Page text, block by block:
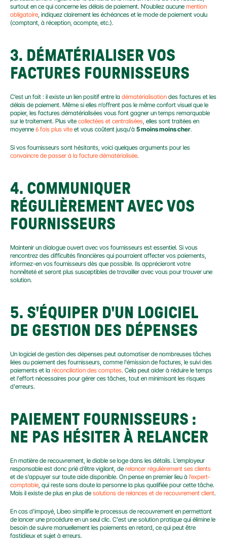
surtout en ce qui concerne les délais de paiement. N’oubliez aucune mention
obligatoire, indiquez clairement les échéances et le mode de paiement voulu
(comptant, à réception, acompte, etc.).
3. DÉMATÉRIALISER VOS
FACTURES FOURNISSEURS
C’est un fait : il existe un lien positif entre la dématérialisation des factures et les
délais de paiement. Même si elles n’offrent pas le même confort visuel que le
papier, les factures dématérialisées vous font gagner un temps remarquable
sur le traitement. Plus vite collectées et centralisées, elles sont traitées en
moyenne 6 fois plus vite et vous coûtent jusqu'à 5 moins moins cher.
convaincre de passer à la facture dématérialisée.
4. COMMUNIQUER
RÉGULIÈREMENT AVEC VOS
FOURNISSEURS
Maintenir un dialogue ouvert avec vos fournisseurs est essentiel. Si vous
rencontrez des difficultés financières qui pourraient affecter vos paiements,
informez-en vos fournisseurs dès que possible. Ils apprécieront votre
honnêteté et seront plus susceptibles de travailler avec vous pour trouver une
solution.
5. S'ÉQUIPER D'UN LOGICIEL
DE GESTION DES DÉPENSES
Un logiciel de gestion des dépenses peut automatiser de nombreuses tâches
liées au paiement des fournisseurs, comme l'émission de factures, le suivi des
paiements et la réconciliation des comptes. Cela peut aider à réduire le temps
et l'effort nécessaires pour gérer ces tâches, tout en minimisant les risques
d'erreurs.
PAIEMENT FOURNISSEURS :
NE PAS HÉSITER À RELANCER
En matière de recouvrement, le diable se loge dans les détails. L’employeur
responsable est donc prié d’être vigilant, de relancer régulièrement ses clients
et de s’appuyer sur toute aide disponible. On pense en premier lieu à l’expert-
comptable, qui reste sans doute la personne la plus qualifiée pour cette tâche.
Mais il existe de plus en plus de solutions de relances et de recouvrement client.
En cas d'impayé, Libeo simplifie le processus de recouvrement en permettant
de lancer une procédure en un seul clic. C'est une solution pratique qui élimine le
besoin de suivre manuellement les paiements en retard, ce qui peut être
fastidieux et sujet à erreurs.